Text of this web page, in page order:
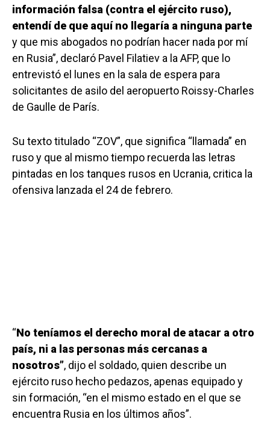
información falsa (contra el ejército ruso),
entendí de que aquí no llegaría a ninguna parte
y que mis abogados no podrían hacer nada por mí
en Rusia”, declaró Pavel Filatiev a la AFP, que lo
entrevistó el lunes en la sala de espera para
solicitantes de asilo del aeropuerto Roissy-Charles
de Gaulle de París.
Su texto titulado “ZOV”, que significa “llamada” en
ruso y que al mismo tiempo recuerda las letras
pintadas en los tanques rusos en Ucrania, critica la
ofensiva lanzada el 24 de febrero.
“No teníamos el derecho moral de atacar a otro
país, ni a las personas más cercanas a
nosotros”, dijo el soldado, quien describe un
ejército ruso hecho pedazos, apenas equipado y
sin formación, “en el mismo estado en el que se
encuentra Rusia en los últimos años”.